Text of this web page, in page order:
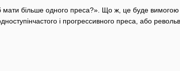
більше одного преса?». Що ж, це буде вимогою
і прогрессивного преса, або